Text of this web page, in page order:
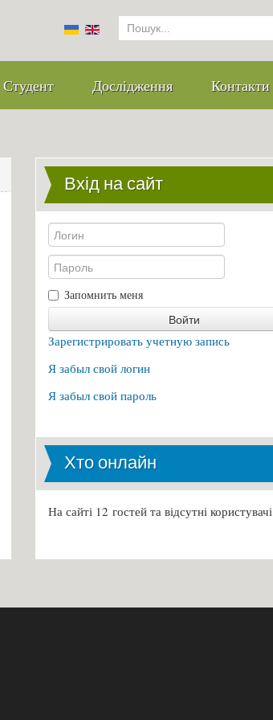
Студент Дослідження Контакти
Вхід на сайт
Запомнить меня
Войти
Зарегистрировать учетную запись
Я забыл свой логин
Я забыл свой пароль
Хто онлайн
На сайті 12 гостей та відсутні користувачі